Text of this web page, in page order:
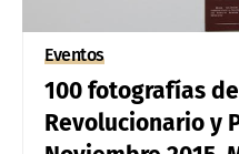
Eventos
100 fotografías
Revolucionario y